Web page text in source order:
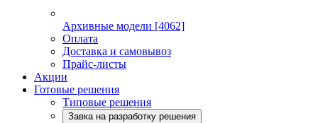
Архивные модели [4062]
Оплата
Доставка и самовывоз
Прайс-листы
Акции
Готовые решения
Типовые решения
Завка на разработку решения